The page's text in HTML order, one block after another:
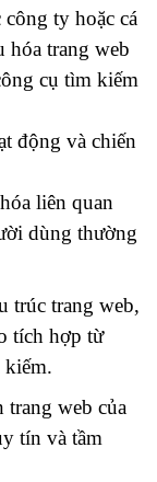
ty hoặc cá
hóa trang web
cụ tìm kiếm
động và chiến
liên quan
dùng thường
trúc trang web,
tích hợp từ
kiếm.
trang web của
tín và tầm